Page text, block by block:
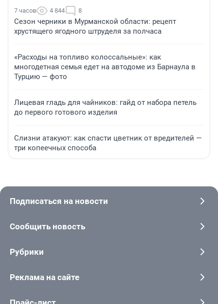
7 часов 4 844 8
Сезон черники в Мурманской области: рецепт
хрустящего ягодного штруделя за полчаса
«Расходы на топливо колоссальные»: как
многодетная семья едет на автодоме из Барнаула в
Турцию — фото
Лицевая гладь для чайников: гайд от набора петель
до первого готового изделия
Слизни атакуют: как спасти цветник от вредителей —
три копеечных способа
Подписаться на новости
Сообщить новость
Рубрики
Реклама на сайте